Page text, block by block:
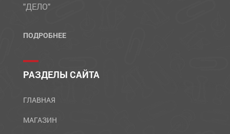
"ДЕЛО"
ПОДРОБНЕЕ
РАЗДЕЛЫ САЙТА
ГЛАВНАЯ
МАГАЗИН